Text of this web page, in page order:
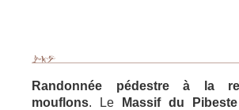
Randonnée pédestre à la
mouflons. Le Massif du Pibeste